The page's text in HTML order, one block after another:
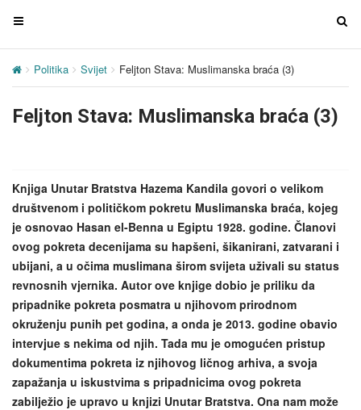
T
g
e
i
g
a
t
i
o
n
T
e
g
t
i
Politika Svijet Feljton Stava: Muslimanska braća (3)
Feljton Stava: Muslimanska braća (3)
Knjiga Unutar Bratstva Hazema Kandila govori o velikom
društvenom i političkom pokretu Muslimanska braća, kojeg
je osnovao Hasan el-Benna u Egiptu 1928. godine. Članovi
ovog pokreta decenijama su hapšeni, šikanirani, zatvarani i
ubijani, a u očima muslimana širom svijeta uživali su status
revnosnih vjernika. Autor ove knjige dobio je priliku da
pripadnike pokreta posmatra u njihovom prirodnom
okruženju punih pet godina, a onda je 2013. godine obavio
intervjue s nekima od njih. Tada mu je omogućen pristup
dokumentima pokreta iz njihovog ličnog arhiva, a svoja
zapažanja u iskustvima s pripadnicima ovog pokreta
zabilježio je upravo u knjizi Unutar Bratstva. Ona nam može